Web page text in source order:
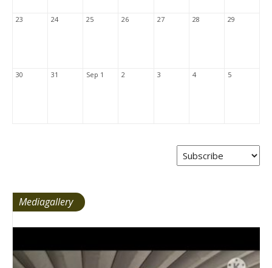
23 24 25 26 27 28 29
30 31 Sep 1 2 3 4 5
Mediagallery